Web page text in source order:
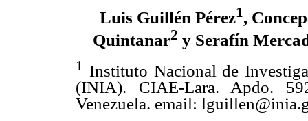
Luis Guillén Pérez1,
Quintanar2 y Serafín
1
Instituto Nacional de
(INIA). CIAE-Lara. Apdo.
Venezuela. email: